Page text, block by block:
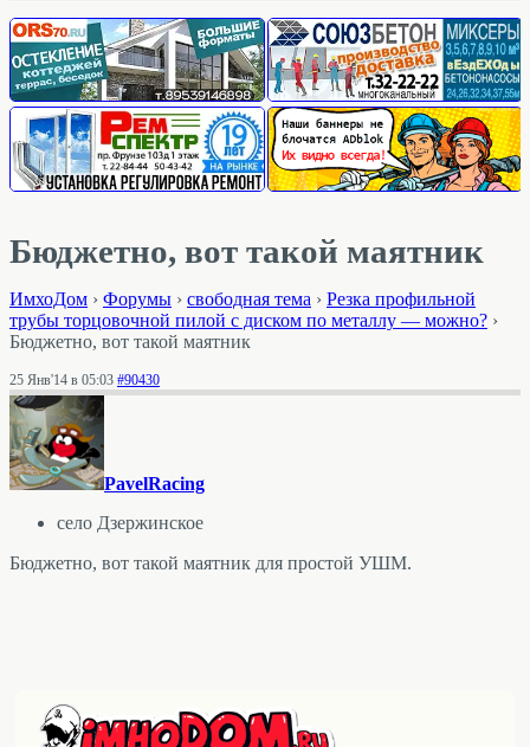
Бюджетно, вот такой маятник
ИмхоДом › Форумы › свободная тема › Резка профильной
трубы торцовочной пилой с диском по металлу — можно? ›
Бюджетно, вот такой маятник
25 Янв'14 в 05:03 #90430
PavelRacing
село Дзержинское
Бюджетно, вот такой маятник для простой УШМ.